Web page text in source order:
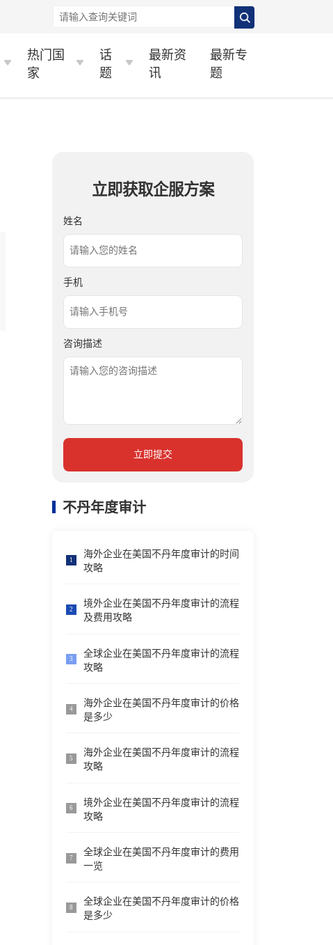
热门国
家
话
题
最新资
讯
最新专
题
立即获取企服方案
姓名
手机
咨询描述
立即提交
不丹年度审计
1
海外企业在美国不丹年度审计的时间
攻略
2
境外企业在美国不丹年度审计的流程
及费用攻略
3
全球企业在美国不丹年度审计的流程
攻略
4
海外企业在美国不丹年度审计的价格
是多少
5
海外企业在美国不丹年度审计的流程
攻略
6
境外企业在美国不丹年度审计的流程
攻略
7
全球企业在美国不丹年度审计的费用
一览
8
全球企业在美国不丹年度审计的价格
是多少